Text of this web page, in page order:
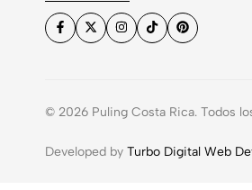
© 2026 Puling Costa Rica. Todos
Developed by Turbo Digital Web